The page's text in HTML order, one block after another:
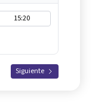
15:20
Siguiente